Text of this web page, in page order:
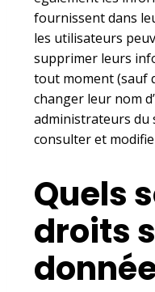
fournissent dans
les utilisateurs
supprimer leurs
tout moment (sauf
changer leur nom
administrateurs du
consulter et
Quels
droits